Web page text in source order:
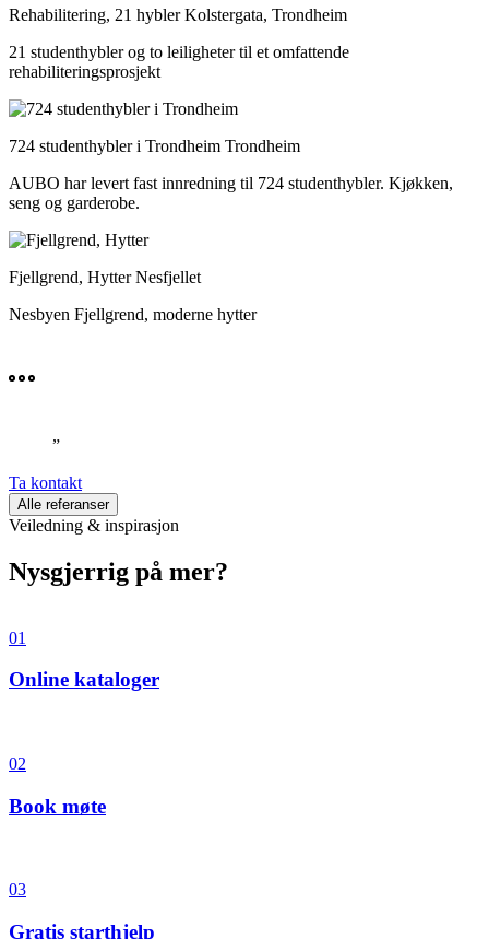
Rehabilitering, 21 hyblerKolstergata, Trondheim
21 studenthybler og to leiligheter til et omfattende
rehabiliteringsprosjekt
724 studenthybler i Trondheim Trondheim
AUBO har levert fast innredning til 724 studenthybler. Kjøkken,
seng og garderobe.
Fjellgrend, HytterNesfjellet
Nesbyen Fjellgrend, moderne hytter
”
Ta kontakt
Alle referanser
Veiledning & inspirasjon
Nysgjerrig på mer?
01
Online kataloger
02
Book møte
03
Gratis starthjelp